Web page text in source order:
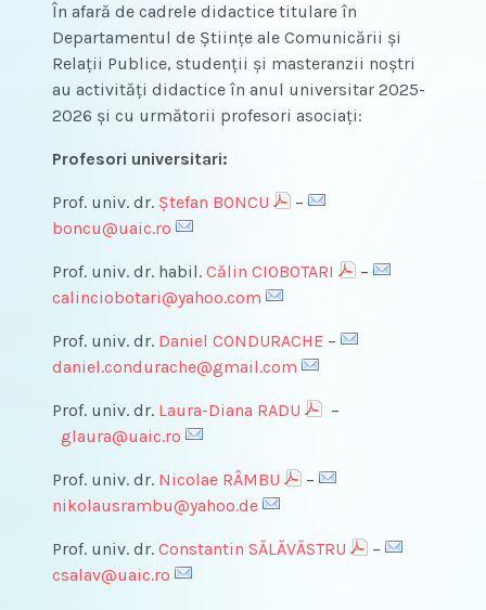
În afară de cadrele didactice titulare în
Departamentul de Științe ale Comunicării și
Relații Publice, studenții şi masteranzii noștri
au activități didactice în anul universitar 2025-
2026 și cu următorii profesori asociați:
Profesori universitari:
Prof. univ. dr. Ştefan BONCU
–
boncu@uaic.ro
Prof. univ. dr. habil. Călin CIOBOTARI
–
calinciobotari@yahoo.com
Prof. univ. dr. Daniel CONDURACHE –
daniel.condurache@gmail.com
Prof. univ. dr. Laura-Diana RADU
–
glaura@uaic.ro
Prof. univ. dr. Nicolae RÂMBU
–
nikolausrambu@yahoo.de
Prof. univ. dr. Constantin SĂLĂVĂSTRU
–
csalav@uaic.ro